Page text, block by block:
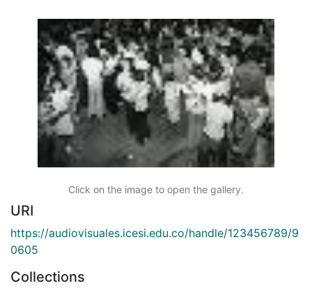
Click on the image to open the gallery.
URI
https://audiovisuales.icesi.edu.co/handle/123456789/9
0605
Collections